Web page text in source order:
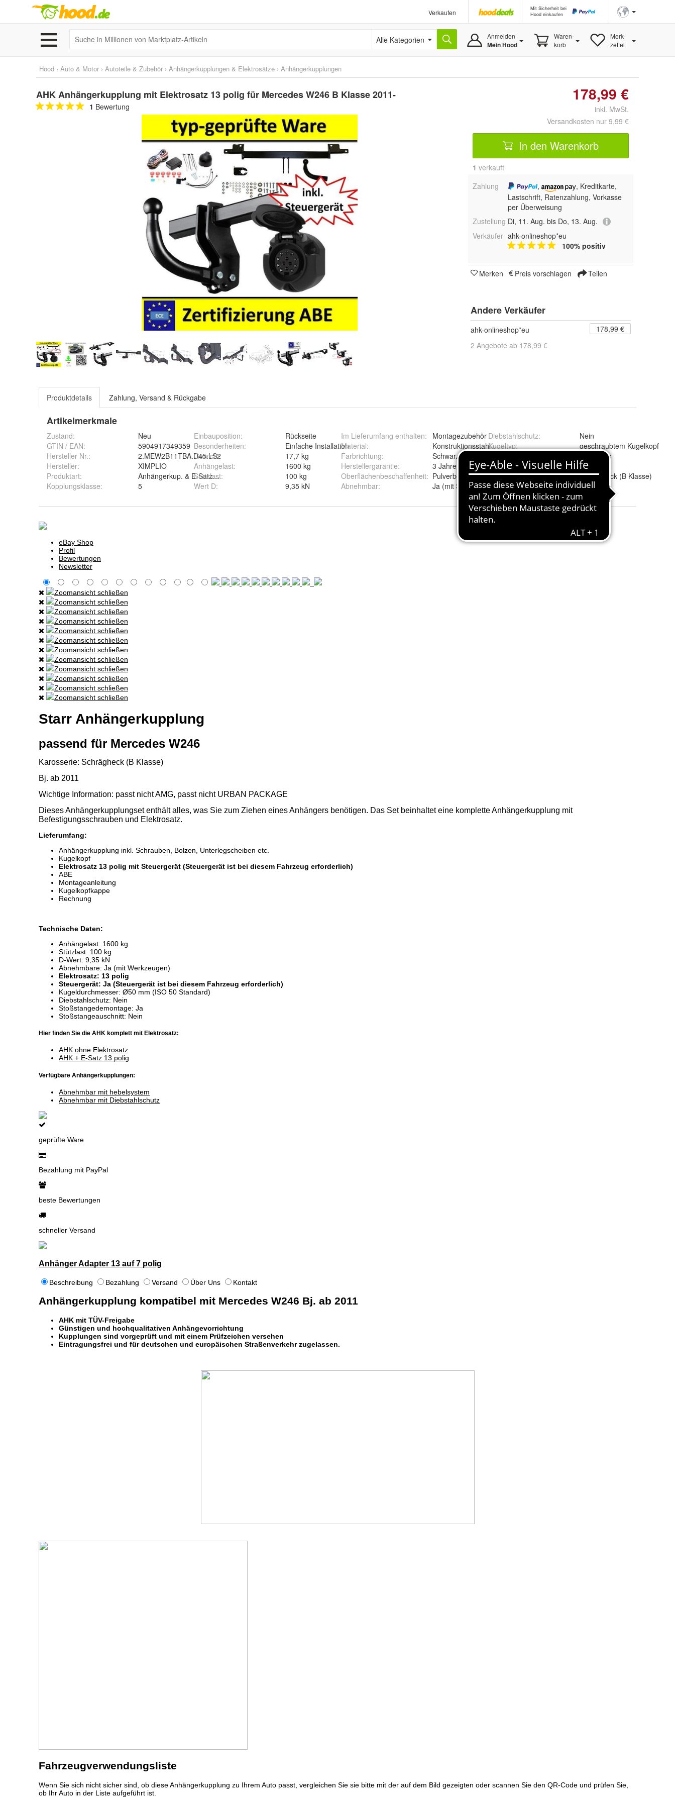
Verkaufen
Mit Sicherheit bei
Hood einkaufen
Alle Kategorien Anmelden
Mein Hood
Waren-
korb
Merk-
zettel
Hood › Auto & Motor › Autoteile & Zubehör › Anhängerkupplungen & Elektrosätze › Anhängerkupplungen
AHK Anhängerkupplung mit Elektrosatz 13 polig für Mercedes W246 B Klasse 2011-
1 Bewertung
178,99 €
inkl. MwSt.
Versandkosten nur 9,99 €
In den Warenkorb
1 verkauft
Zahlung
,
, Kreditkarte,
Lastschrift, Ratenzahlung, Vorkasse
per Überweisung
Zustellung Di, 11. Aug. bis Do, 13. Aug.
Verkäufer ahk-onlineshop*eu
100% positiv
Merken Preis vorschlagen Teilen
Andere Verkäufer
ahk-onlineshop*eu
178,99 €
2 Angebote ab 178,99 €
Produktdetails Zahlung, Versand & Rückgabe
Artikelmerkmale
Zustand:
Neu
GTIN / EAN:
5904917349359
Hersteller Nr.:
2.MEW2B11TBA.D45.LS2
Hersteller:
XIMPLIO
Produktart:
Anhängerkup. & E-Satz komplett
Kopplungsklasse: 5
Einbauposition:
Rückseite
Besonderheiten:
Einfache Installation
Gewicht:
17,7 kg
Anhängelast:
1600 kg
Stützlast:
100 kg
Wert D: 9,35 kN
Im Lieferumfang enthalten:
Montagezubehör
Material:
Konstruktionsstahl
Farbrichtung:
Schwarz
Herstellergarantie:
3 Jahre
Oberflächenbeschaffenheit: Pulverbeschichtet
Abnehmbar: Ja (mit Schrauben)
Diebstahlschutz:
Nein
Kugeltyp:
geschraubtem Kugelkopf
Mercedes
Modell:
W246
Passend zu Karosserie: Schrägheck (B Klasse)